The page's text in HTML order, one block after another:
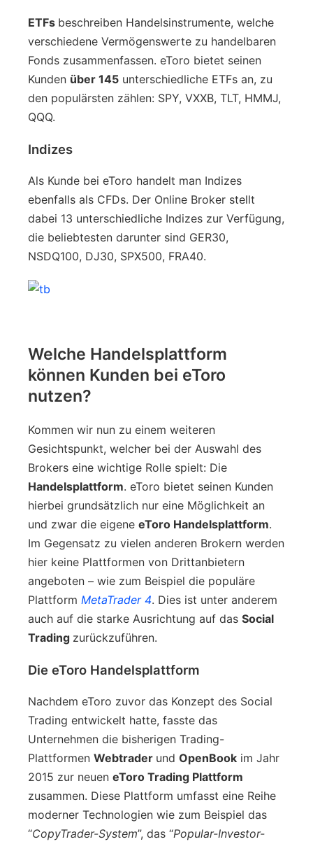
ETFs beschreiben Handelsinstrumente, welche
verschiedene Vermögenswerte zu handelbaren
Fonds zusammenfassen. eToro bietet seinen
Kunden über 145 unterschiedliche ETFs an, zu
den populärsten zählen: SPY, VXXB, TLT, HMMJ,
QQQ.
Indizes
Als Kunde bei eToro handelt man Indizes
ebenfalls als CFDs. Der Online Broker stellt
dabei 13 unterschiedliche Indizes zur Verfügung,
die beliebtesten darunter sind GER30,
NSDQ100, DJ30, SPX500, FRA40.
Welche Handelsplattform
können Kunden bei eToro
nutzen?
Kommen wir nun zu einem weiteren
Gesichtspunkt, welcher bei der Auswahl des
Brokers eine wichtige Rolle spielt: Die
Handelsplattform. eToro bietet seinen Kunden
hierbei grundsätzlich nur eine Möglichkeit an
und zwar die eigene eToro Handelsplattform.
Im Gegensatz zu vielen anderen Brokern werden
hier keine Plattformen von Drittanbietern
angeboten – wie zum Beispiel die populäre
Plattform MetaTrader 4. Dies ist unter anderem
auch auf die starke Ausrichtung auf das Social
Trading zurückzuführen.
Die eToro Handelsplattform
Nachdem eToro zuvor das Konzept des Social
Trading entwickelt hatte, fasste das
Unternehmen die bisherigen Trading-
Plattformen Webtrader und OpenBook im Jahr
2015 zur neuen eToro Trading Plattform
zusammen. Diese Plattform umfasst eine Reihe
moderner Technologien wie zum Beispiel das
“CopyTrader-System”, das “Popular-Investor-